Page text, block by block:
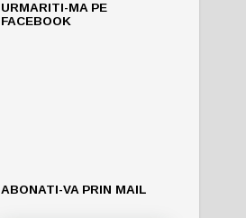
URMARITI-MA PE
FACEBOOK
ABONATI-VA PRIN MAIL